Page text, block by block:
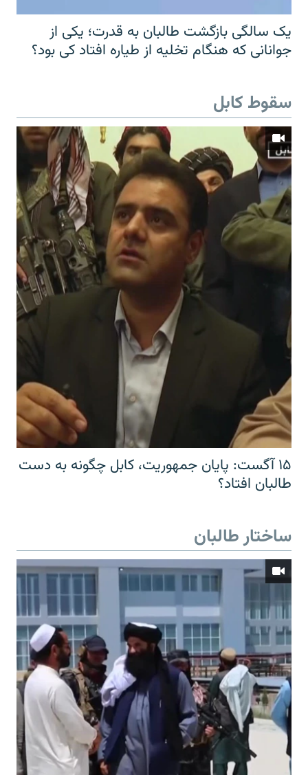
یک سالگی بازگشت طالبان به قدرت؛ یکی از
جوانانی که هنگام تخلیه از طیاره افتاد کی بود؟
سقوط کابل
۱۵ آگست: پایان جمهوریت، کابل چگونه به دست
طالبان افتاد؟
ساختار طالبان